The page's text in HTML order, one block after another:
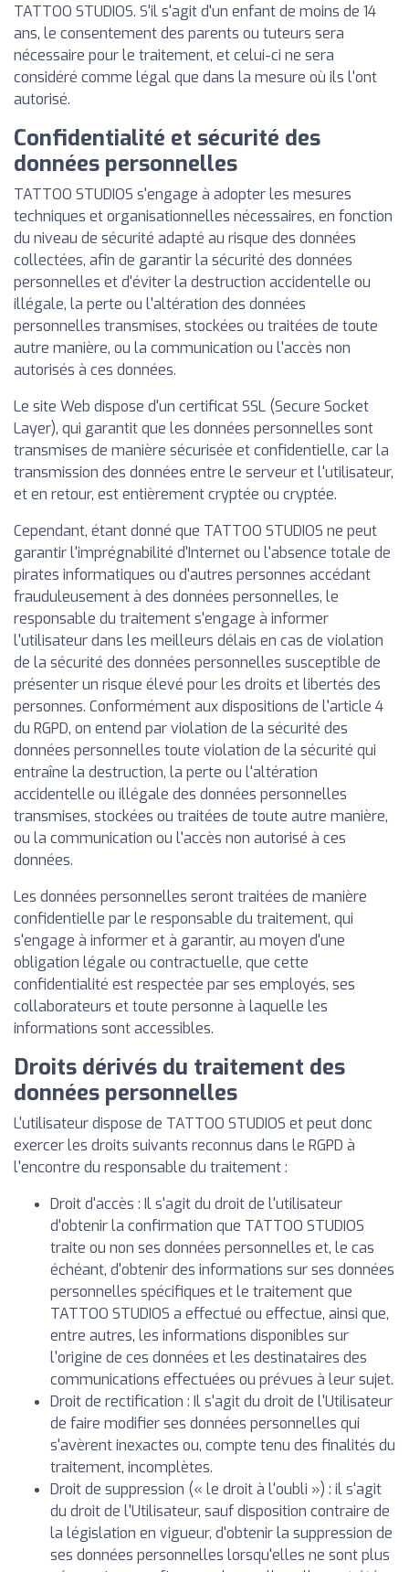
TATTOO STUDIOS. S'il s'agit d'un enfant de moins de 14
ans, le consentement des parents ou tuteurs sera
nécessaire pour le traitement, et celui-ci ne sera
considéré comme légal que dans la mesure où ils l'ont
autorisé.
Confidentialité et sécurité des
données personnelles
TATTOO STUDIOS s'engage à adopter les mesures
techniques et organisationnelles nécessaires, en fonction
du niveau de sécurité adapté au risque des données
collectées, afin de garantir la sécurité des données
personnelles et d'éviter la destruction accidentelle ou
illégale, la perte ou l'altération des données
personnelles transmises, stockées ou traitées de toute
autre manière, ou la communication ou l'accès non
autorisés à ces données.
Le site Web dispose d'un certificat SSL (Secure Socket
Layer), qui garantit que les données personnelles sont
transmises de manière sécurisée et confidentielle, car la
transmission des données entre le serveur et l'utilisateur,
et en retour, est entièrement cryptée ou cryptée.
Cependant, étant donné que TATTOO STUDIOS ne peut
garantir l'imprégnabilité d'Internet ou l'absence totale de
pirates informatiques ou d'autres personnes accédant
frauduleusement à des données personnelles, le
responsable du traitement s'engage à informer
l'utilisateur dans les meilleurs délais en cas de violation
de la sécurité des données personnelles susceptible de
présenter un risque élevé pour les droits et libertés des
personnes. Conformément aux dispositions de l'article 4
du RGPD, on entend par violation de la sécurité des
données personnelles toute violation de la sécurité qui
entraîne la destruction, la perte ou l'altération
accidentelle ou illégale des données personnelles
transmises, stockées ou traitées de toute autre manière,
ou la communication ou l'accès non autorisé à ces
données.
Les données personnelles seront traitées de manière
confidentielle par le responsable du traitement, qui
s'engage à informer et à garantir, au moyen d'une
obligation légale ou contractuelle, que cette
confidentialité est respectée par ses employés, ses
collaborateurs et toute personne à laquelle les
informations sont accessibles.
Droits dérivés du traitement des
données personnelles
L'utilisateur dispose de TATTOO STUDIOS et peut donc
exercer les droits suivants reconnus dans le RGPD à
l'encontre du responsable du traitement :
Droit d'accès : Il s'agit du droit de l'utilisateur
d'obtenir la confirmation que TATTOO STUDIOS
traite ou non ses données personnelles et, le cas
échéant, d'obtenir des informations sur ses données
personnelles spécifiques et le traitement que
TATTOO STUDIOS a effectué ou effectue, ainsi que,
entre autres, les informations disponibles sur
l'origine de ces données et les destinataires des
communications effectuées ou prévues à leur sujet.
Droit de rectification : Il s'agit du droit de l'Utilisateur
de faire modifier ses données personnelles qui
s'avèrent inexactes ou, compte tenu des finalités du
traitement, incomplètes.
Droit de suppression (« le droit à l'oubli ») : il s'agit
du droit de l'Utilisateur, sauf disposition contraire de
la législation en vigueur, d'obtenir la suppression de
ses données personnelles lorsqu'elles ne sont plus